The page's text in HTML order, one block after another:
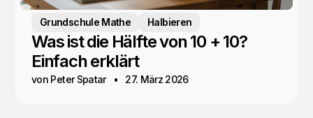
Grundschule Mathe Halbieren
Was ist die Hälfte von 10 + 10?
Einfach erklärt
von Peter Spatar 27. März 2026